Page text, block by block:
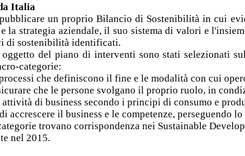
Italia
un proprio Bilancio di Sostenibilità in cui
la strategia aziendale, il suo sistema di valori e
di sostenibilità identificati.
del piano di interventi sono stati selezionati
categorie:
che definiscono il fine e le modalità con cui
che le persone svolgano il proprio ruolo, in
attività di business secondo i principi di consumo e
accrescere il business e le competenze, perseguendo
trovano corrispondenza nei Sustainable
nel 2015.